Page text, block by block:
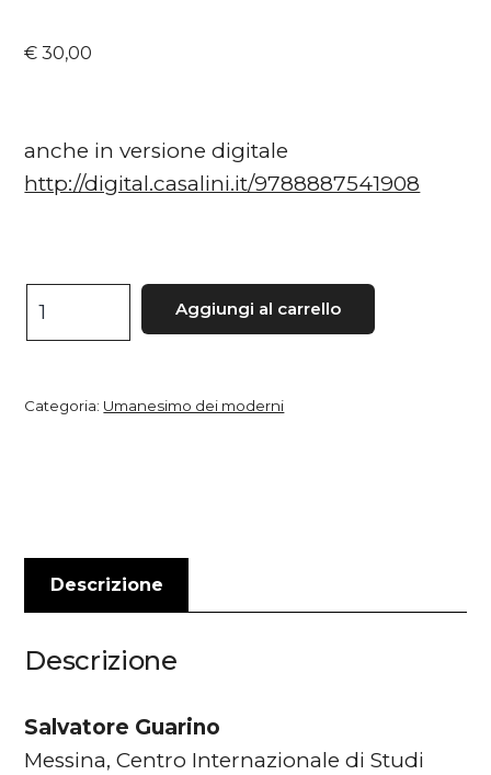
€ 30,00
anche in versione digitale
http://digital.casalini.it/9788887541908
Giovanni
Aggiungi al carrello
Categoria: Umanesimo dei moderni
Descrizione
Descrizione
Salvatore Guarino
Messina, Centro Internazionale di Studi